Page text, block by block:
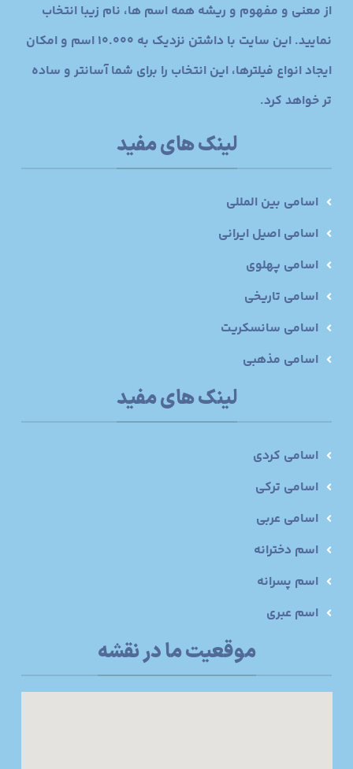
از معنی و مفهوم و ریشه همه اسم ها، نام زیبا انتخاب
نمایید. این سایت با داشتن نزدیک به 10.000 اسم و امکان
ایجاد انواع فیلترها، این انتخاب را برای شما آسانتر و ساده
تر خواهد کرد.
لینک های مفید
اسامی بین المللی
اسامی اصیل ایرانی
اسامی پهلوی
اسامی تاریخی
اسامی سانسکریت
اسامی مذهبی
لینک های مفید
اسامی کردی
اسامی ترکی
اسامی عربی
اسم دخترانه
اسم پسرانه
اسم عبری
موقعیت ما در نقشه